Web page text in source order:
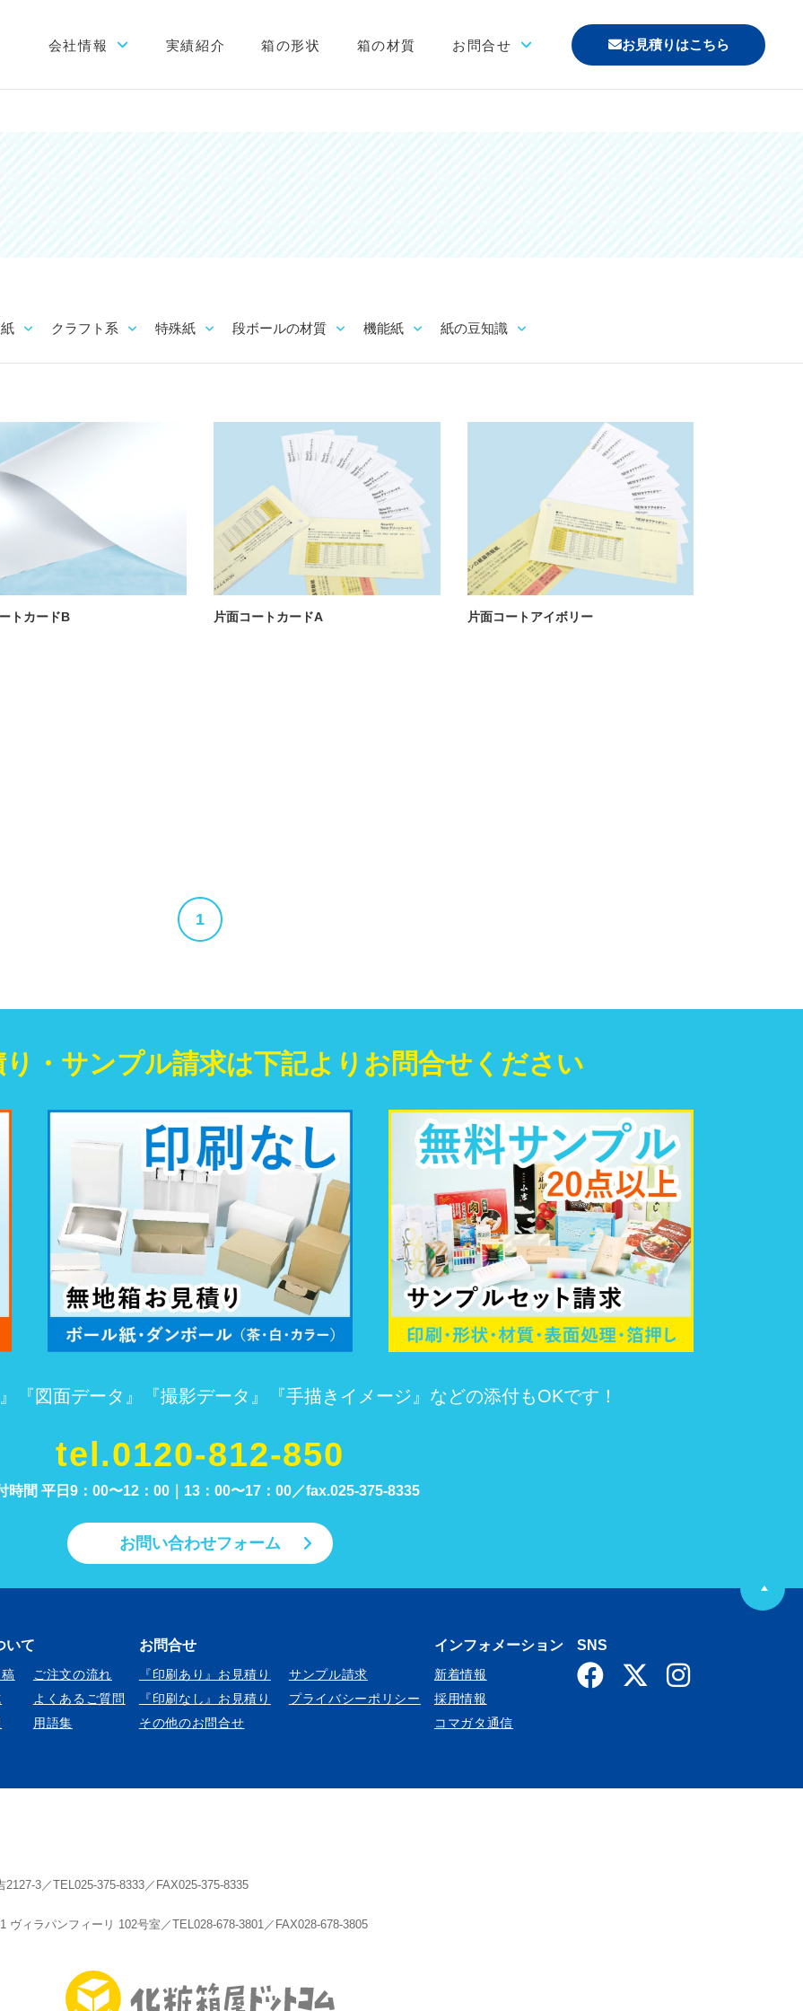
会社情報
会社概要
当社が選ばれる理由
工場案内
実績紹介 箱の形状 箱の材質 お問合せ
「印刷なし」お見積り
サンプル請求
その他のお問合せ
お見積りはこちら
クラフト系 特殊紙 段ボールの材質 機能紙 紙の豆知識
トカードB 片面コートカードA 片面コートアイボリー
1
・ サンプル請求は下記よりお問合せください
『図面データ』『撮影データ』『手描きイメージ』などの添付もOKです！
tel.0120-812-850
時間 平日9：00〜12：00｜13：00〜17：00／fax.025-375-8335
お問い合わせフォーム
いて
ご注文の流れ
よくあるご質問
用語集
お問合せ
『印刷あり』お見積り
『印刷なし』お見積り
その他のお問合せ
サンプル請求
プライバシーポリシー
インフォメーション
新着情報
採用情報
コマガタ通信
SNS
3／TEL025-375-8333／FAX025-375-8335
ヴィラパンフィーリ 102号室／TEL028-678-3801／FAX028-678-3805
P